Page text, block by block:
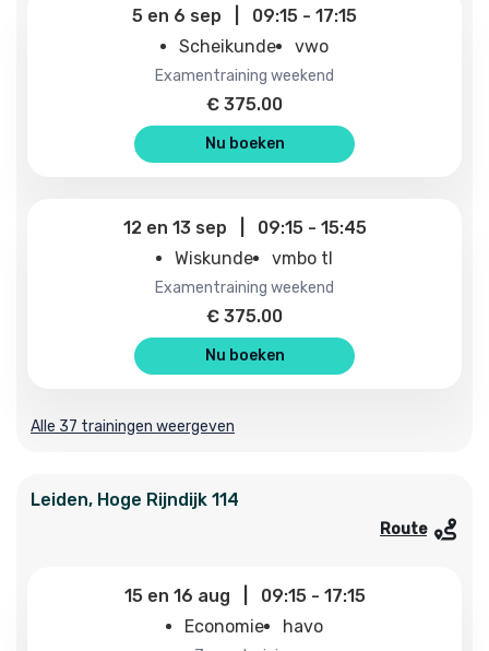
5 en 6 sep 09:15 - 17:15
Scheikunde
vwo
examentraining weekend
€ 375.00
Nu boeken
12 en 13 sep 09:15- 15:45
Wiskunde
vmbo tl
examentraining weekend
€ 375.00
Nu boeken
Alle 37 trainingen weergeven
Leiden, Hoge Rijndijk 114
Route
15 en 16 aug 09:15- 17:15
Economie
havo